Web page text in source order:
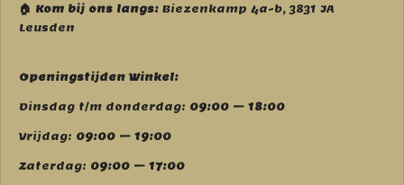
🏠 Kom bij ons langs: Biezenkamp 4a-b, 3831 JA
Leusden
Openingstijden Winkel:
Dinsdag t/m donderdag: 09:00 – 18:00
Vrijdag: 09:00 – 19:00
Zaterdag: 09:00 – 17:00